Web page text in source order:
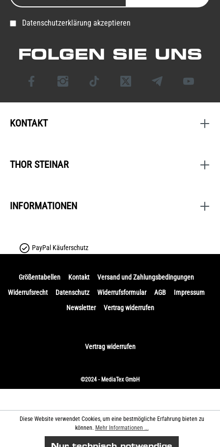
Datenschutzerklärung akzeptieren
FOLGEN SIE UNS
KONTAKT
THOR STEINAR
INFORMATIONEN
PayPal Käuferschutz
Größentabellen Kontakt
Versand und Zahlungsbedingungen
Widerrufsrecht
Datenschutz Widerrufsformular AGB
Impressum
Newsletter
Vertrag widerrufen
Vertrag widerrufen
©2024 - MediaTex GmbH
Diese Website verwendet Cookies, um eine bestmögliche Erfahrung bieten zu
können. Mehr Informationen ...